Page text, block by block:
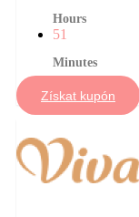
Hours
51
Minutes
Získat kupón